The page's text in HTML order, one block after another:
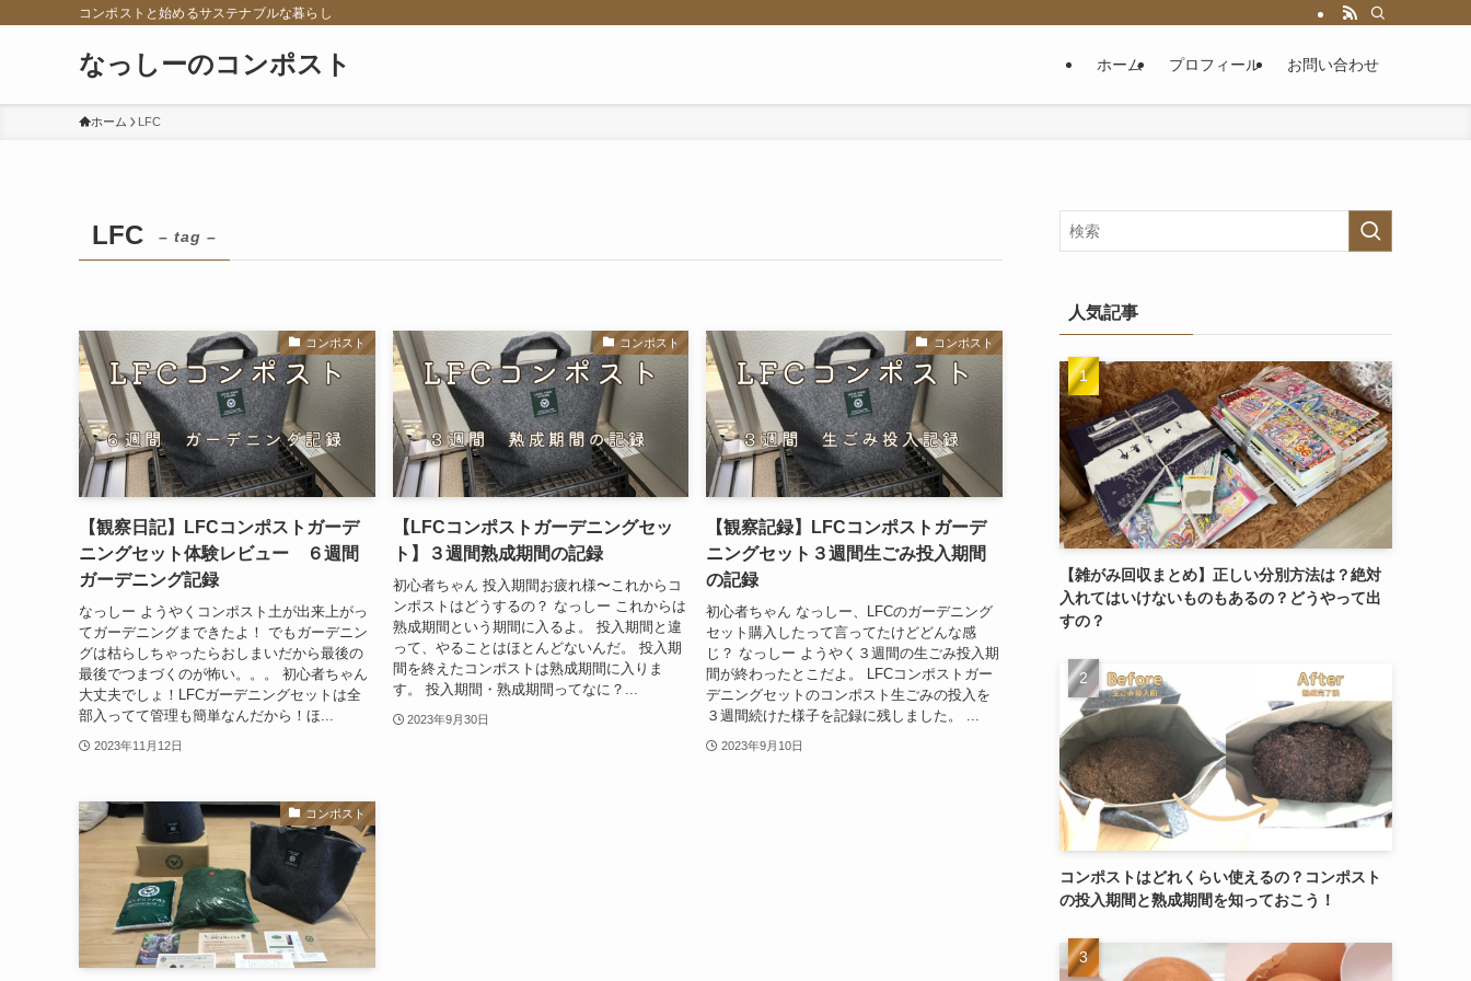
コンポストと始めるサステナブルな暮らし
なっしーのコンポスト ホーム プロフィール お問い合わせ
ホーム LFC
LFC – tag –
コンポスト
【観察日記】LFCコンポストガーデ
ニングセット体験レビュー ６週間
ガーデニング記録
なっしー ようやくコンポスト土が出来上がっ
てガーデニングまできたよ！ でもガーデニン
グは枯らしちゃったらおしまいだから最後の
最後でつまづくのが怖い。。。 初心者ちゃん
大丈夫でしょ！LFCガーデニングセットは全
部入ってて管理も簡単なんだから！ほ...
2023年11月12日
コンポスト
【LFCコンポストガーデニングセッ
ト】３週間熟成期間の記録
初心者ちゃん 投入期間お疲れ様〜これからコ
ンポストはどうするの？ なっしー これからは
熟成期間という期間に入るよ。 投入期間と違
って、やることはほとんどないんだ。 投入期
間を終えたコンポストは熟成期間に入りま
す。 投入期間・熟成期間ってなに？...
2023年9月30日
コンポスト
【観察記録】LFCコンポストガーデ
ニングセット３週間生ごみ投入期間
の記録
初心者ちゃん なっしー、LFCのガーデニング
セット購入したって言ってたけどどんな感
じ？ なっしー ようやく３週間の生ごみ投入期
間が終わったとこだよ。 LFCコンポストガー
デニングセットのコンポスト生ごみの投入を
３週間続けた様子を記録に残しました。 ...
2023年9月10日
コンポスト
人気記事
【雑がみ回収まとめ】正しい分別方法は？絶対
入れてはいけないものもあるの？どうやって出
すの？
コンポストはどれくらい使えるの？コンポスト
の投入期間と熟成期間を知っておこう！